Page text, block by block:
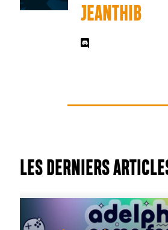
JEANTHIB
LES DERNIERS